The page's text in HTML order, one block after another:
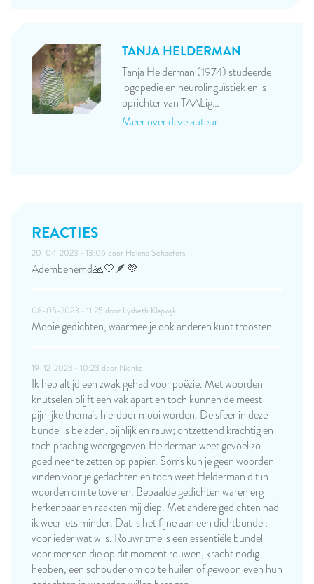
TANJA HELDERMAN
Tanja Helderman (1974) studeerde
logopedie en neurolinguïstiek en is
oprichter van TAALig…
Meer over deze auteur
REACTIES
20-04-2023 • 13:06 door Helena Schaefers
Adembenemd🙏🤍🪶💜
08-05-2023 • 11:25 door Lysbeth Klapwijk
Mooie gedichten, waarmee je ook anderen kunt troosten.
19-12-2023 • 10:23 door Nienke
Ik heb altijd een zwak gehad voor poëzie. Met woorden
knutselen blijft een vak apart en toch kunnen de meest
pijnlijke thema’s hierdoor mooi worden. De sfeer in deze
bundel is beladen, pijnlijk en rauw; ontzettend krachtig en
toch prachtig weergegeven.Helderman weet gevoel zo
goed neer te zetten op papier. Soms kun je geen woorden
vinden voor je gedachten en toch weet Helderman dit in
woorden om te toveren. Bepaalde gedichten waren erg
herkenbaar en raakten mij diep. Met andere gedichten had
ik weer iets minder. Dat is het fijne aan een dichtbundel:
voor ieder wat wils. Rouwritme is een essentiële bundel
voor mensen die op dit moment rouwen, kracht nodig
hebben, een schouder om op te huilen of gewoon even hun